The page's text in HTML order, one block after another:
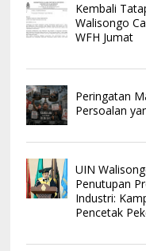
Kembali
Walisongo
WFH Jumat
Peringatan
Persoalan
UIN
Penutupan
Industri:
Pencetak